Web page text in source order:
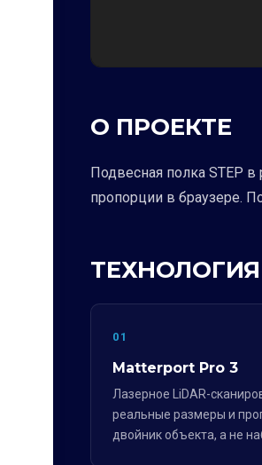
О ПРОЕКТЕ
Подвесная полка STEP
пропорции в браузере.
01
Matterport Pro 3
Лазерное LiDAR-
реальные размеры и
двойник объекта, а не